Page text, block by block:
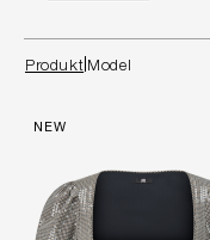
Produkt Model
NEW